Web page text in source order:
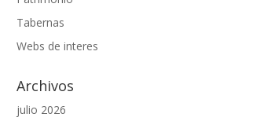
Tabernas
Webs de interes
Archivos
julio 2026